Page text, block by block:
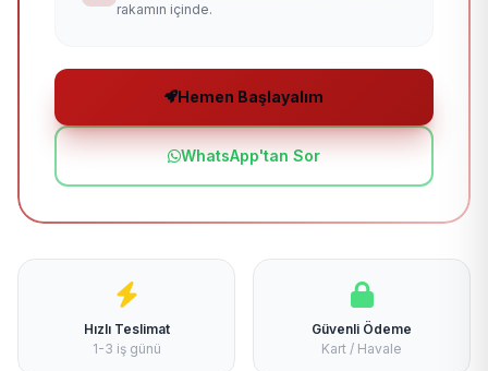
rakamın içinde.
Hemen Başlayalım
WhatsApp'tan Sor
Hızlı Teslimat
1-3 iş günü
Güvenli Ödeme
Kart / Havale